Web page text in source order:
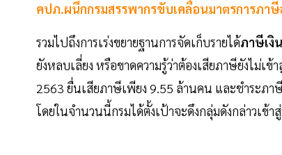
คปภ.ผนึกกรมสรรพากรขับเคลื่อนมาตรการภา
รวมไปถึงการเร่งขยายฐานการจัดเก็บรายได้ภาษีเงิ
ยังหลบเลี่ยง หรือขาดความรู้ว่าต้องเสียภาษียังไม่
2563 ยื่นเสียภาษีเพียง 9.55 ล้านคน และชำระภ
โดยในจำนวนนี้กรมได้ตั้งเป้าจะดึงกลุ่มดังกล่าวเข้